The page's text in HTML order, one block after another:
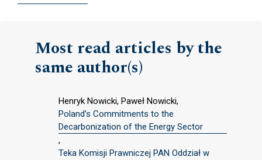
Most read articles by the
same author(s)
Henryk Nowicki, Paweł Nowicki,
Poland’s Commitments to the
Decarbonization of the Energy Sector
,
Teka Komisji Prawniczej PAN Oddział w